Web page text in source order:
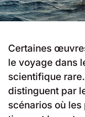
Certaines
le voyage dans
scientifique
distinguent par
scénarios où